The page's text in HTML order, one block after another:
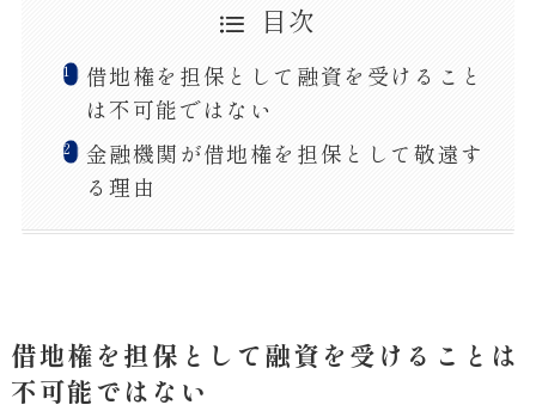
目次
借地権を担保として融資を受けること
は不可能ではない
金融機関が借地権を担保として敬遠す
る理由
借地権を担保として融資を受けることは
不可能ではない